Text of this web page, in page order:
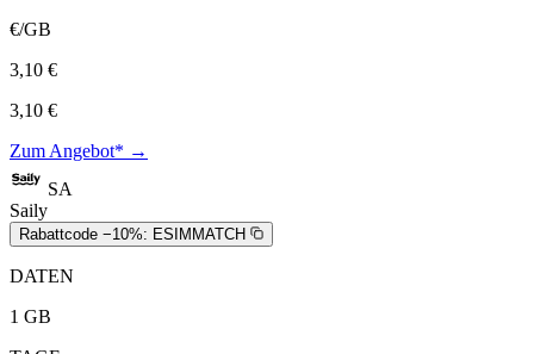
€/GB
3,10 €
3,10 €
Zum Angebot* →
SA
Saily
Rabattcode −10%: ESIMMATCH
DATEN
1 GB